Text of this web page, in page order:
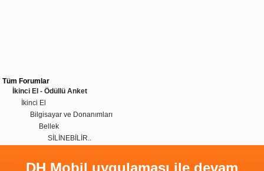
Tüm Forumlar
İkinci El - Ödüllü Anket
İkinci El
Bilgisayar ve Donanımları
Bellek
SİLİNEBİLİR..
DH Mobil uygulaması ile devam